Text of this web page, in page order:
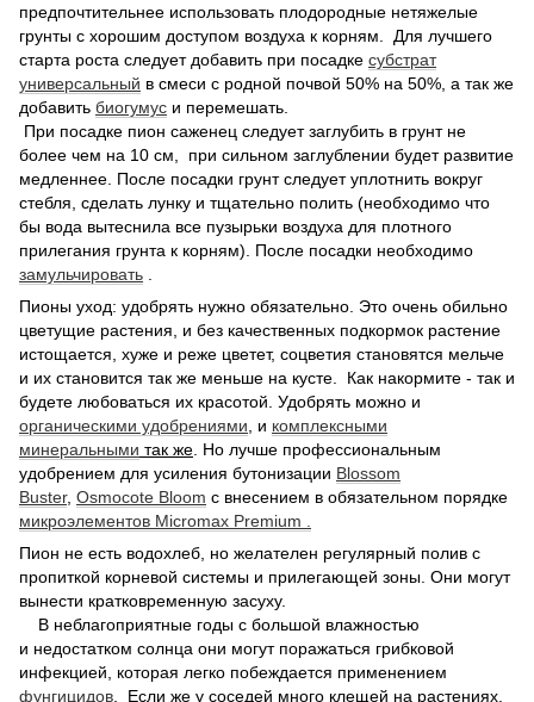
предпочтительнее использовать плодородные нетяжелые
грунты с хорошим доступом воздуха к корням. Для лучшего
старта роста следует добавить при посадке субстрат
универсальный в смеси с родной почвой 50% на 50%, а так же
добавить биогумус и перемешать.
При посадке пион саженец следует заглубить в грунт не
более чем на 10 см, при сильном заглублении будет развитие
медленнее. После посадки грунт следует уплотнить вокруг
стебля, сделать лунку и тщательно полить (необходимо что
бы вода вытеснила все пузырьки воздуха для плотного
прилегания грунта к корням). После посадки необходимо
замульчировать
Пионы уход: удобрять нужно обязательно. Это очень обильно
цветущие растения, и без качественных подкормок растение
истощается, хуже и реже цветет, соцветия становятся мельче
и их становится так же меньше на кусте. Как накормите - так и
будете любоваться их красотой. Удобрять можно и
органическими удобрениями , и комплексными
минеральными так же . Но лучше профессиональным
удобрением для усиления бутонизации Blossom
Buster, Osmocote Bloom с внесением в обязательном порядке
микроэлементов Micromax Premium
Пион не есть водохлеб, но желателен регулярный полив с
пропиткой корневой системы и прилегающей зоны. Они могут
вынести кратковременную засуху.
В неблагоприятные годы с большой влажностью
и недостатком солнца они могут поражаться грибковой
инфекцией, которая легко побеждается применением
фунгицидов . Если же у соседей много клещей на растениях,